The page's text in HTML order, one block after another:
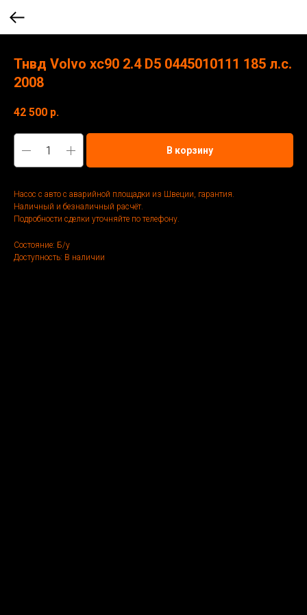
Тнвд Volvo хс90 2.4 D5 0445010111 185 л.с.
2008
42 500 р.
В корзину
Насос с авто с аварийной площадки из Швеции, гарантия.
Наличный и безналичный расчёт.
Подробности сделки уточняйте по телефону.
Состояние: Б/у
Доступность: В наличии